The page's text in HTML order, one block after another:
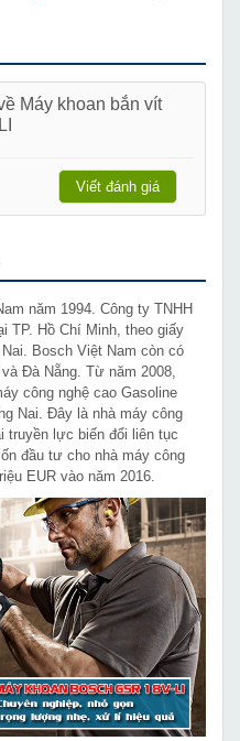
Máy khoan bắn vít
Viết đánh giá
năm 1994. Công ty TNHH
TP. Hồ Chí Minh, theo giấy
Bosch Việt Nam còn có
Đà Nẵng. Từ năm 2008,
công nghệ cao Gasoline
Nai. Đây là nhà máy công
truyền lực biến đổi liên tục
đầu tư cho nhà máy công
EUR vào năm 2016.